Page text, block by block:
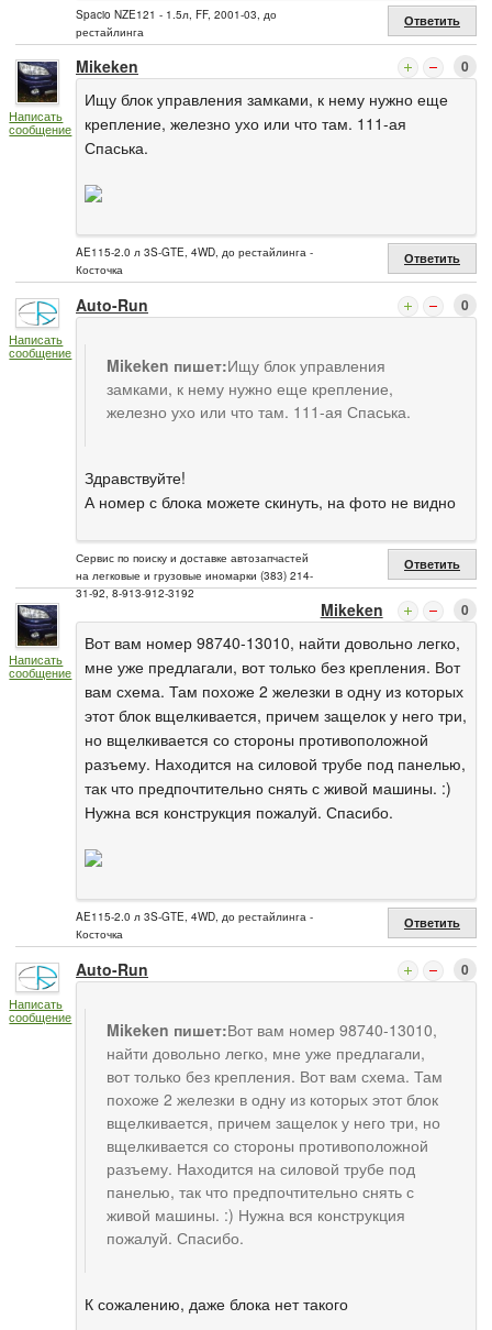
Spacio NZE121 - 1.5л, FF, 2001-03, до
рестайлинга
Ответить
Написать
сообщение
Mikeken 0
Ищу блок управления замками, к нему нужно еще
крепление, железно ухо или что там. 111-ая
Спаська.
AE115-2.0 л 3S-GTE, 4WD, до рестайлинга -
Косточка
Ответить
Написать
сообщение
Auto-Run 0
Mikeken пишет:Ищу блок управления
замками, к нему нужно еще крепление,
железно ухо или что там. 111-ая Спаська.
Здравствуйте!
А номер с блока можете скинуть, на фото не видно
Сервис по поиску и доставке автозапчастей
на легковые и грузовые иномарки (383) 214-
31-92, 8-913-912-3192
Ответить
Написать
сообщение
Mikeken 0
Вот вам номер 98740-13010, найти довольно легко,
мне уже предлагали, вот только без крепления. Вот
вам схема. Там похоже 2 железки в одну из которых
этот блок вщелкивается, причем защелок у него три,
но вщелкивается со стороны противоположной
разъему. Находится на силовой трубе под панелью,
так что предпочтительно снять с живой машины. :)
Нужна вся конструкция пожалуй. Спасибо.
AE115-2.0 л 3S-GTE, 4WD, до рестайлинга -
Косточка
Ответить
Написать
сообщение
Auto-Run 0
Mikeken пишет:Вот вам номер 98740-13010,
найти довольно легко, мне уже предлагали,
вот только без крепления. Вот вам схема. Там
похоже 2 железки в одну из которых этот блок
вщелкивается, причем защелок у него три, но
вщелкивается со стороны противоположной
разъему. Находится на силовой трубе под
панелью, так что предпочтительно снять с
живой машины. :) Нужна вся конструкция
пожалуй. Спасибо.
К сожалению, даже блока нет такого